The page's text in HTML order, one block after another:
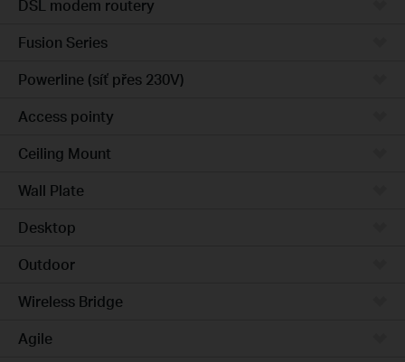
DSL modem routery
Fusion Series
Powerline (síť přes 230V)
Access pointy
Ceiling Mount
Wall Plate
Desktop
Outdoor
Wireless Bridge
Agile